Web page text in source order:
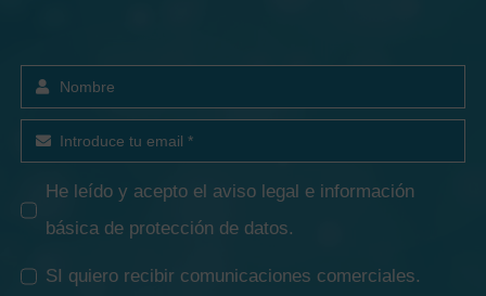
He leído y acepto el aviso legal e información
básica de protección de datos.
SI quiero recibir comunicaciones comerciales.